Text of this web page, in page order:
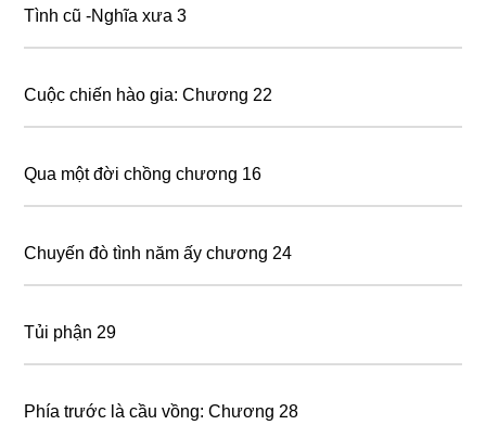
Tình cũ -Nghĩa xưa 3
Cuộc chiến hào gia: Chương 22
Qua một đời chồng chương 16
Chuyến đò tình năm ấy chương 24
Tủi phận 29
Phía trước là cầu vồng: Chương 28